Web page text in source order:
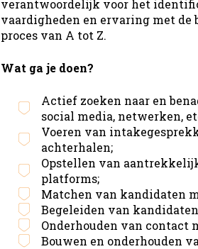
verantwoordelijk voor het
vaardigheden en ervaring met de
proces van A tot Z.
Wat ga je doen?
Actief zoeken naar en
social media, netwerken,
Voeren van
achterhalen;
Opstellen van
platforms;
Matchen van kandidaten
Begeleiden van
Onderhouden van contact
Bouwen en onderhouden